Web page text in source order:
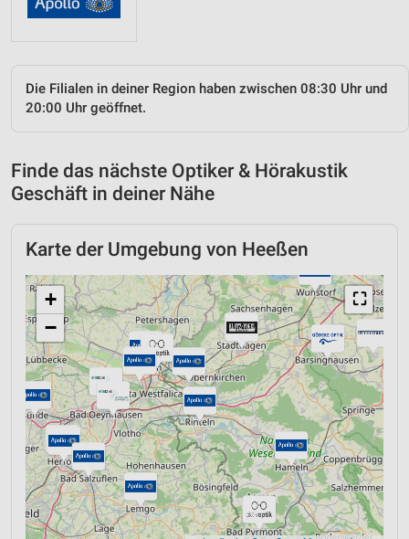
Die Filialen in deiner Region haben zwischen 08:30 Uhr und
20:00 Uhr geöffnet.
Finde das nächste Optiker & Hörakustik
Geschäft in deiner Nähe
Karte der Umgebung von Heeßen
⛶
+
−